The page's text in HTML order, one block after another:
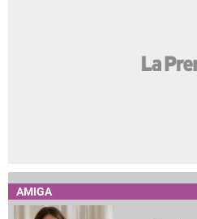
AMIGA